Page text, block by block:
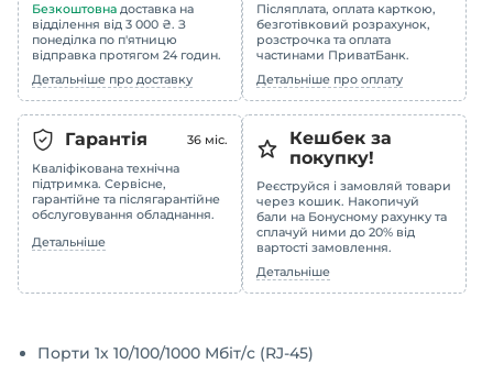
Безкоштовна доставка на
відділення від 3 000 ₴. З
понеділка по п'ятницю
відправка протягом 24 годин.
Детальніше про доставку
Післяплата, оплата карткою,
безготівковий розрахунок,
розстрочка та оплата
частинами ПриватБанк.
Детальніше про оплату
Гарантія 36 міс.
Кваліфікована технічна
підтримка. Сервісне,
гарантійне та післягарантійне
обслуговування обладнання.
Детальніше
Кешбек за
покупку!
Реєструйся і замовляй товари
через кошик. Накопичуй
бали на Бонусному рахунку та
сплачуй ними до 20% від
вартості замовлення.
Детальніше
Порти 1х 10/100/1000 Мбіт/с (RJ-45)